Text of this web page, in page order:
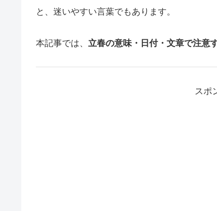
と、迷いやすい言葉でもあります。
本記事では、 立春の意味・日付・文章で注意
スポ